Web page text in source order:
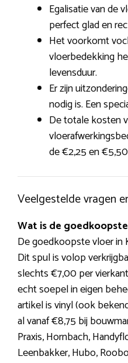
Egalisatie van de
perfect glad en
Het voorkomt
vloerbedekking
levensduur.
Er zijn
nodig is. Een
De totale kosten
de €2,25 en
Veelgestelde vragen
Wat is de
De goedkoopste vloer in
Dit spul is volop
slechts €7,00 per
echt soepel in eigen
artikel is vinyl (ook
al vanaf €8,75 bij
Praxis, Hornbach,
Leenbakker, Hubo,